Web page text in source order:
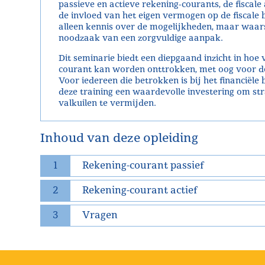
passieve en actieve rekening-courants, de
de invloed van het eigen vermogen op de
alleen kennis over de mogelijkheden, maar
noodzaak van een zorgvuldige aanpak.
Dit seminarie biedt een diepgaand inzicht in hoe
courant kan worden onttrokken, met oog voor
Voor iedereen die betrokken is bij het financiële
deze training een waardevolle investering om
valkuilen te vermijden.
Inhoud van deze opleiding
1
Rekening-courant passief
2
Rekening-courant actief
3
Vragen